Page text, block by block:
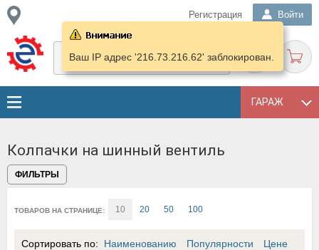
Регистрация Войти
ГАРАЖ
Ваш IP адрес '216.73.216.62' заблокирован.
Колпачки на шинный вентиль
ФИЛЬТРЫ
ТОВАРОВ НА СТРАНИЦЕ: 10 20 50 100
Сортировать по: Наименованию Популярности
Цене